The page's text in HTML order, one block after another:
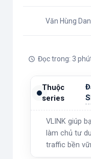
Văn Hùng
Đọc trong: 3
Thuộc
series
VLINK giúp
làm chủ tư
traffic bền